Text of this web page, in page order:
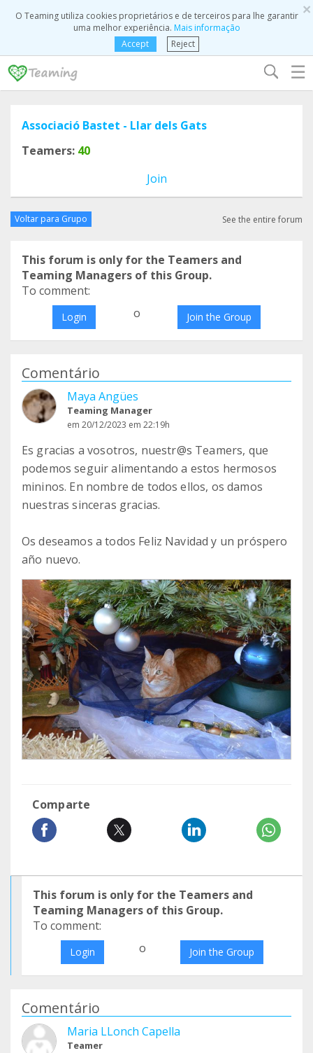
×
O Teaming utiliza cookies proprietários e de terceiros para lhe garantir
uma melhor experiência. Mais informação
Accept
Reject
☰
Associació Bastet - Llar dels Gats
Teamers: 40
Join
Voltar para Grupo See the entire forum
This forum is only for the Teamers and
Teaming Managers of this Group.
To comment:
Login o Join the Group
Comentário
Maya Angües
Teaming Manager
em 20/12/2023 em 22:19h
Es gracias a vosotros, nuestr@s Teamers, que
podemos seguir alimentando a estos hermosos
mininos. En nombre de todos ellos, os damos
nuestras sinceras gracias.
Os deseamos a todos Feliz Navidad y un próspero
año nuevo.
Comparte
This forum is only for the Teamers and
Teaming Managers of this Group.
To comment:
Login o Join the Group
Comentário
Maria LLonch Capella
Teamer